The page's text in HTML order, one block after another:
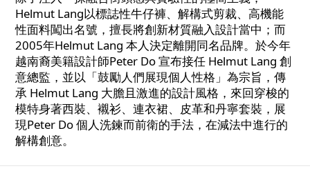
Helmut Lang以標誌性牛仔褲、解構式剪裁、高機能
性面料闖出名號，擅長將創新材質融入設計當中；而
2005年Helmut Lang 本人決定離開同名品牌。於今年
越南裔美籍設計師Peter Do 宣布接任 Helmut Lang 創
意總監，並以「鼓勵人們展現個人性格」為宗旨，傳
承 Helmut Lang 大膽且激進的設計風格，來回穿梭的
模特身著西裝、襯衫、連衣裙、皮革和丹寧套裝，展
現Peter Do 個人洗鍊而前衛的手法，在減法中進行的
解構創意。